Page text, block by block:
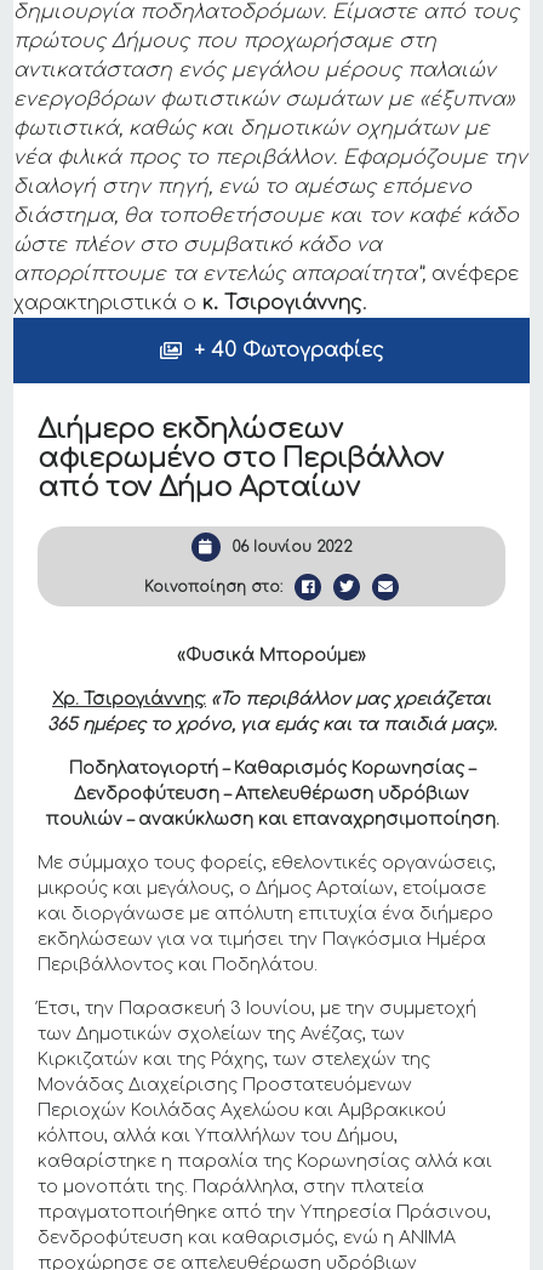
+ 40 Φωτογραφίες
δημιουργία ποδηλατοδρόμων. Είμαστε από τους
πρώτους Δήμους που προχωρήσαμε στη
αντικατάσταση ενός μεγάλου μέρους παλαιών
ενεργοβόρων φωτιστικών σωμάτων με «έξυπνα»
φωτιστικά, καθώς και δημοτικών οχημάτων με
νέα φιλικά προς το περιβάλλον. Εφαρμόζουμε την
διαλογή στην πηγή, ενώ το αμέσως επόμενο
διάστημα, θα τοποθετήσουμε και τον καφέ κάδο
ώστε πλέον στο συμβατικό κάδο να
απορρίπτουμε τα εντελώς απαραίτητα”, ανέφερε
χαρακτηριστικά ο κ. Τσιρογιάννης.
Διήμερο εκδηλώσεων
αφιερωμένο στο Περιβάλλον
από τον Δήμο Αρταίων
06 Ιουνίου 2022
Κοινοποίηση στο:
«Φυσικά Μπορούμε»
Χρ. Τσιρογιάννης: «Το περιβάλλον μας χρειάζεται
365 ημέρες το χρόνο, για εμάς και τα παιδιά μας».
Ποδηλατογιορτή – Καθαρισμός Κορωνησίας –
Δενδροφύτευση – Απελευθέρωση υδρόβιων
πουλιών – ανακύκλωση και επαναχρησιμοποίηση.
Με σύμμαχο τους φορείς, εθελοντικές οργανώσεις,
μικρούς και μεγάλους, ο Δήμος Αρταίων, ετοίμασε
και διοργάνωσε με απόλυτη επιτυχία ένα διήμερο
εκδηλώσεων για να τιμήσει την Παγκόσμια Ημέρα
Περιβάλλοντος και Ποδηλάτου.
Έτσι, την Παρασκευή 3 Ιουνίου, με την συμμετοχή
των Δημοτικών σχολείων της Ανέζας, των
Κιρκιζατών και της Ράχης, των στελεχών της
Μονάδας Διαχείρισης Προστατευόμενων
Περιοχών Κοιλάδας Αχελώου και Αμβρακικού
κόλπου, αλλά και Υπαλλήλων του Δήμου,
καθαρίστηκε η παραλία της Κορωνησίας αλλά και
το μονοπάτι της. Παράλληλα, στην πλατεία
πραγματοποιήθηκε από την Υπηρεσία Πράσινου,
δενδροφύτευση και καθαρισμός, ενώ η ΑΝΙΜΑ
προχώρησε σε απελευθέρωση υδρόβιων